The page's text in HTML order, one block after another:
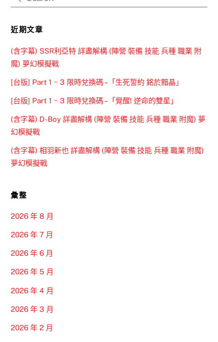
近期文章
(含字幕) SSR利亞特 詳盡解構 (陣營 裝備 技能 兵種 職業 附
魔) 夢幻模擬戰
[台版] Part 1 ~ 3 限時兌換碼 –「生死誓約 銘於黯晶」
[台版] Part 1 ~ 3 限時兌換碼 –「覺醒! 逆命的雙星」
(含字幕) D-Boy 詳盡解構 (陣營 裝備 技能 兵種 職業 附魔) 夢
幻模擬戰
(含字幕) 相羽新也 詳盡解構 (陣營 裝備 技能 兵種 職業 附魔)
夢幻模擬戰
彙整
2026 年 8 月
2026 年 7 月
2026 年 6 月
2026 年 5 月
2026 年 4 月
2026 年 3 月
2026 年 2 月